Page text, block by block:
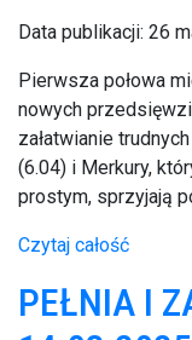
Data publikacji: 26
Pierwsza połowa
nowych
załatwianie
(6.04) i Merkury,
prostym, sprzyjają
Czytaj całość
PEŁNIA I